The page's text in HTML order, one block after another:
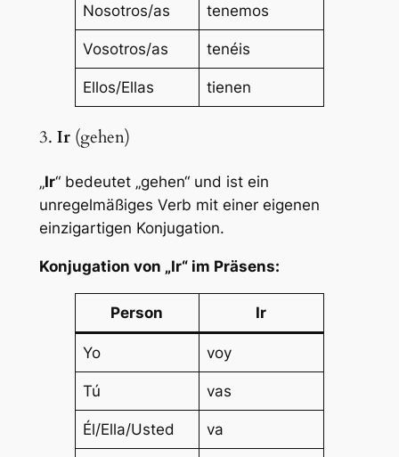
Nosotros/as tenemos
Vosotros/as tenéis
Ellos/Ellas tienen
3. Ir(gehen)
„Ir“ bedeutet „gehen“ und ist ein
unregelmäßiges Verb mit einer eigenen
einzigartigen Konjugation.
Konjugation von „Ir“ im Präsens:
Person Ir
Yo voy
Tú vas
Él/Ella/Usted va